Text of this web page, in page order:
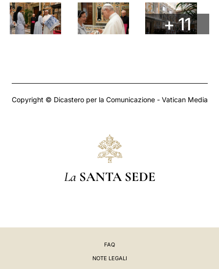
+ 11
Copyright © Dicastero per la Comunicazione - Vatican Media
La SANTA SEDE
FAQ
NOTE LEGALI